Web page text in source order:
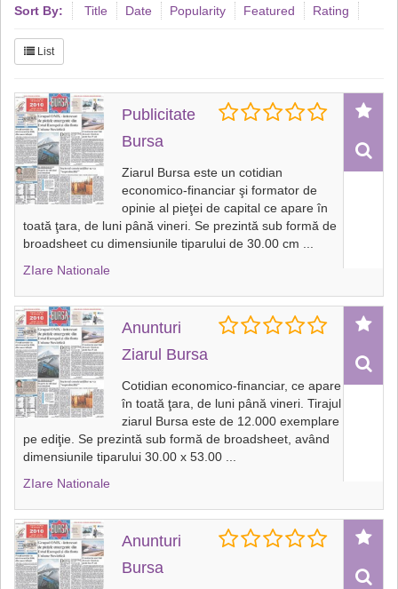
Sort By: Title Date Popularity Featured Rating
List
Publicitate
Bursa
Ziarul Bursa este un cotidian
economico-financiar şi formator de
opinie al pieţei de capital ce apare în
toată ţara, de luni până vineri. Se prezintă sub formă de
broadsheet cu dimensiunile tiparului de 30.00 cm
ZIare Nationale
Anunturi
Ziarul Bursa
Cotidian economico-financiar, ce apare
în toată ţara, de luni până vineri. Tirajul
ziarul Bursa este de 12.000 exemplare
pe ediţie. Se prezintă sub formă de broadsheet, având
dimensiunile tiparului 30.00 x 53.00
ZIare Nationale
Anunturi
Bursa